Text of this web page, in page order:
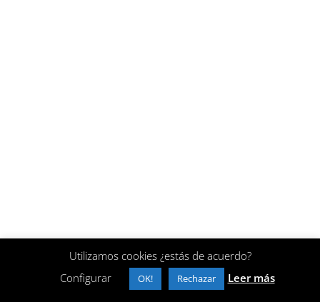
Utilizamos cookies ¿estás de acuerdo?
Configurar
OK! Rechazar Leer más